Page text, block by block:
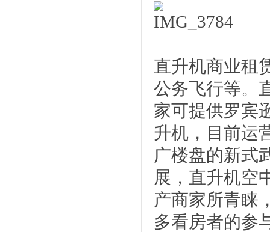
直升机商业租
公务飞行等。
家可提供罗宾
升机，目前运
广楼盘的新式
展，直升机空
产商家所青睐
多看房者的参